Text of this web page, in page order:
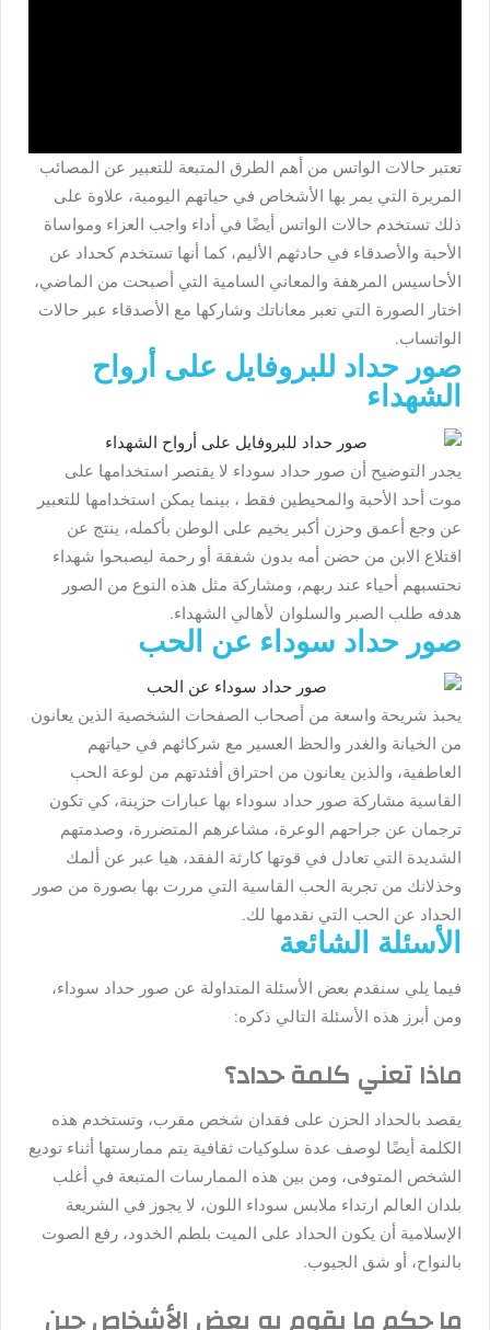
تعتبر حالات الواتس من أهم الطرق المتبعة للتعبير عن المصائب
المريرة التي يمر بها الأشخاص في حياتهم اليومية، علاوة على
ذلك تستخدم حالات الواتس أيضًا في أداء واجب العزاء ومواساة
الأحبة والأصدقاء في حادثهم الأليم، كما أنها تستخدم كحداد عن
الأحاسيس المرهفة والمعاني السامية التي أصبحت من الماضي،
اختار الصورة التي تعبر معاناتك وشاركها مع الأصدقاء عبر حالات
الواتساب.
صور حداد للبروفايل على أرواح
الشهداء
يجدر التوضيح أن صور حداد سوداء لا يقتصر استخدامها على
موت أحد الأحبة والمحيطين فقط ، بينما يمكن استخدامها للتعبير
عن وجع أعمق وحزن أكبر يخيم على الوطن بأكمله، ينتج عن
اقتلاع الابن من حضن أمه بدون شفقة أو رحمة ليصبحوا شهداء
نحتسبهم أحياء عند ربهم، ومشاركة مثل هذه النوع من الصور
هدفه طلب الصبر والسلوان لأهالي الشهداء.
صور حداد سوداء عن الحب
يحبذ شريحة واسعة من أصحاب الصفحات الشخصية الذين يعانون
من الخيانة والغدر والحظ العسير مع شركائهم في حياتهم
العاطفية، والذين يعانون من احتراق أفئدتهم من لوعة الحب
القاسية مشاركة صور حداد سوداء بها عبارات حزينة، كي تكون
ترجمان عن جراحهم الوعرة، مشاعرهم المتضررة، وصدمتهم
الشديدة التي تعادل في قوتها كارثة الفقد، هيا عبر عن ألمك
وخذلانك من تجربة الحب القاسية التي مررت بها بصورة من صور
الحداد عن الحب التي نقدمها لك.
الأسئلة الشائعة
فيما يلي سنقدم بعض الأسئلة المتداولة عن صور حداد سوداء،
ومن أبرز هذه الأسئلة التالي ذكره:
ماذا تعني كلمة حداد؟
يقصد بالحداد الحزن على فقدان شخص مقرب، وتستخدم هذه
الكلمة أيضًا لوصف عدة سلوكيات ثقافية يتم ممارستها أثناء توديع
الشخص المتوفى، ومن بين هذه الممارسات المتبعة في أغلب
بلدان العالم ارتداء ملابس سوداء اللون، لا يجوز في الشريعة
الإسلامية أن يكون الحداد على الميت بلطم الخدود، رفع الصوت
بالنواح، أو شق الجيوب.